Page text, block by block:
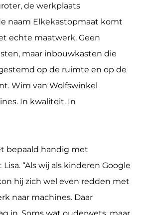
de werkplaats
naam Elkekastopmaat komt
echte maatwerk. Geen
maar inbouwkasten die
op de ruimte en op de
Wim van Wolfswinkel
In kwaliteit. In
bepaald handig met
“Als wij als kinderen Google
hij zich wel even redden met
naar machines. Daar